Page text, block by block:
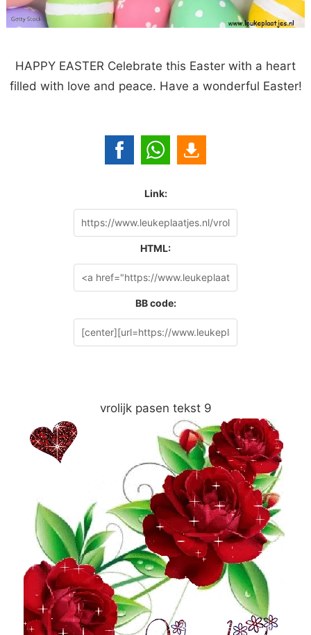
HAPPY EASTER Celebrate this Easter with a heart
filled with love and peace. Have a wonderful Easter!
Link:
HTML:
BB code:
vrolijk pasen tekst 9